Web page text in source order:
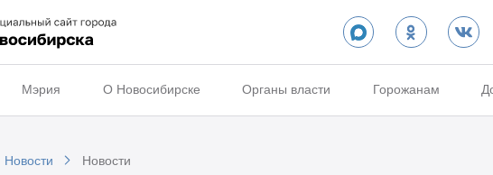
Мэрия О Новосибирске Органы власти Горожанам
Новости Новости